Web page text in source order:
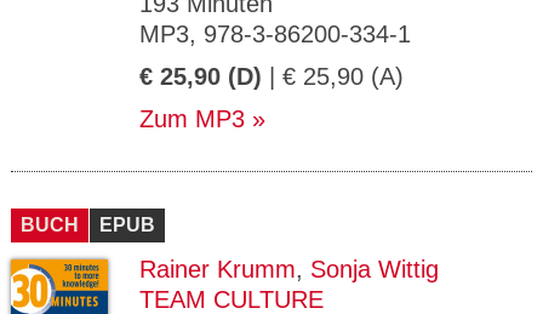
MP3, 978-3-86200-334-1
€ 25,90 (D) | € 25,90 (A)
Zum MP3
BUCH EPUB
Rainer Krumm, Sonja Wittig
TEAM CULTURE